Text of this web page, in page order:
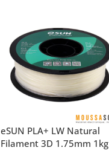
eSUN PLA+ LW Natural
Filament 3D 1.75mm 1kg